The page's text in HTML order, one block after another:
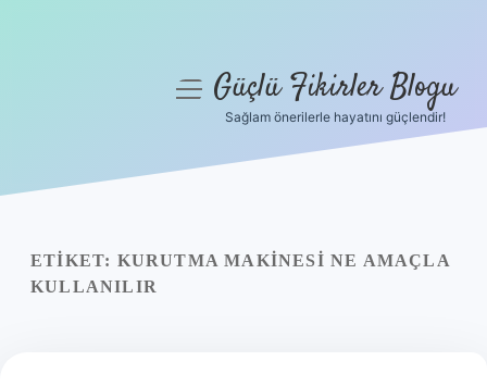
Yasal Uyarı
menüyüGüçlü Fikirler Blogu
Sağlam önerilerle hayatını güçlendir!
ETIKET: KURUTMA MAKINESI NE AMAÇLA
KULLANILIR